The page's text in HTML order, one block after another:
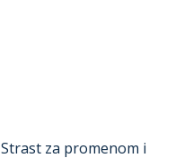
Strast za promenom i